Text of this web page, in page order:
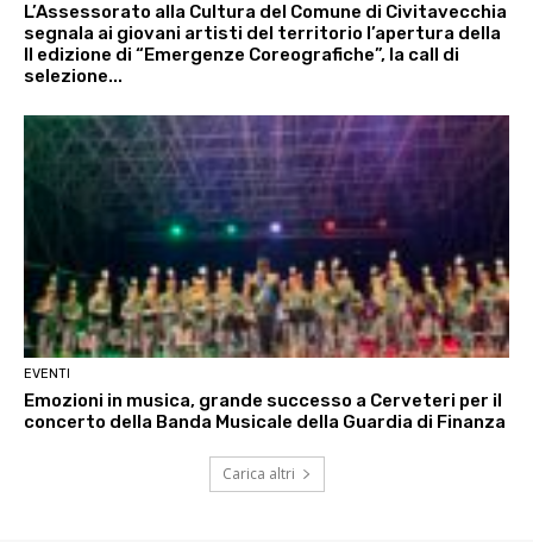
L’Assessorato alla Cultura del Comune di Civitavecchia
segnala ai giovani artisti del territorio l’apertura della
II edizione di “Emergenze Coreografiche”, la call di
selezione...
EVENTI
Emozioni in musica, grande successo a Cerveteri per il
concerto della Banda Musicale della Guardia di Finanza
Carica altri